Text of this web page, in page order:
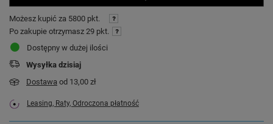
Możesz kupić za 5800 pkt.
Po zakupie otrzymasz 29 pkt.
Dostępny w dużej ilości
Wysyłka dzisiaj
Dostawa od 13,00 zł
Leasing, Raty, Odroczona płatność